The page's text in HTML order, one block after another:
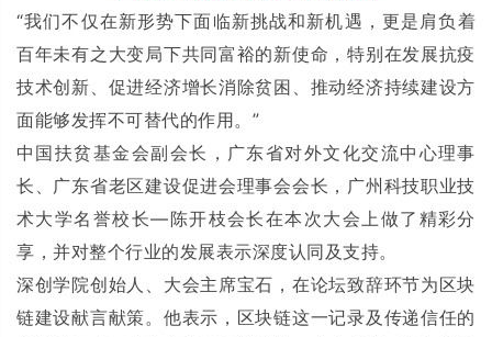
“我们不仅在新形势下面临新挑战和新机遇，更是肩负着
百年未有之大变局下共同富裕的新使命，特别在发展抗疫
技术创新、促进经济增长消除贫困、推动经济持续建设方
面能够发挥不可替代的作用。”
中国扶贫基金会副会长，广东省对外文化交流中心理事
长、广东省老区建设促进会理事会会长，广州科技职业技
术大学名誉校长—陈开枝会长在本次大会上做了精彩分
享，并对整个行业的发展表示深度认同及支持。
深创学院创始人、大会主席宝石，在论坛致辞环节为区块
链建设献言献策。他表示，区块链这一记录及传递信任的